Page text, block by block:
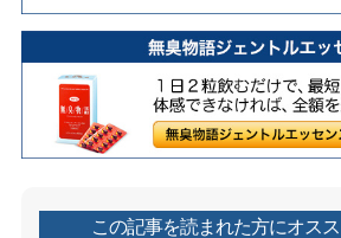
この記事を読まれた方にオス